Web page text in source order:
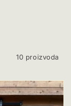
10 proizvoda